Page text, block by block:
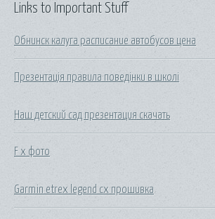
Links to Important Stuff
Обнинск калуга расписание автобусов цена
Презентація правила поведінки в школі
Наш детский сад презентация скачать
F x фото
Garmin etrex legend cx прошивка